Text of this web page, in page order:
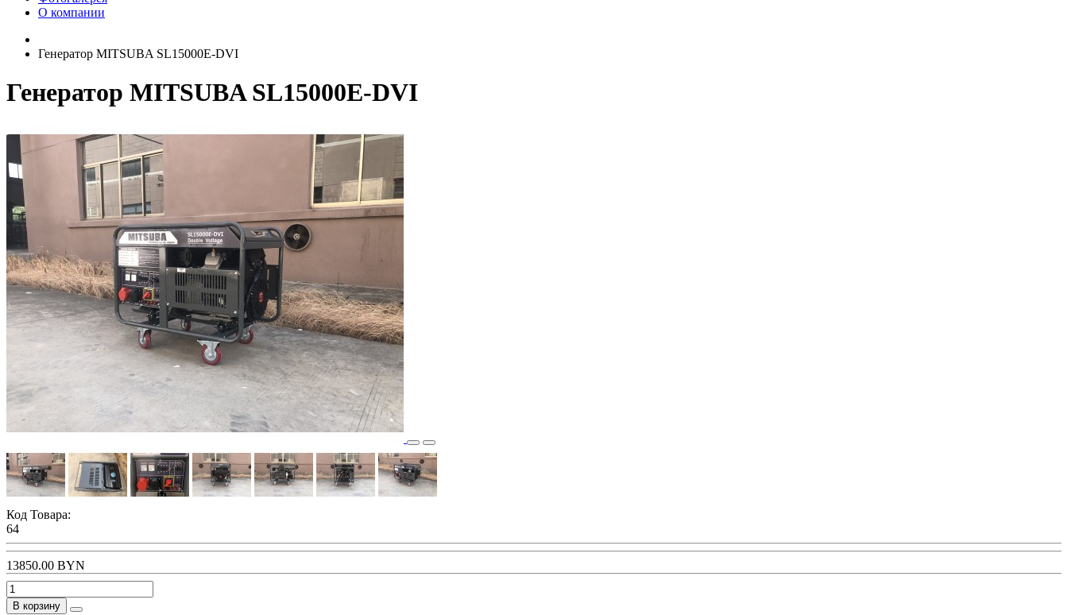
О компании
Генератор MITSUBA SL15000E-DVI
Генератор MITSUBA SL15000E-DVI
Код Товара:
64
13850.00 BYN
В корзину